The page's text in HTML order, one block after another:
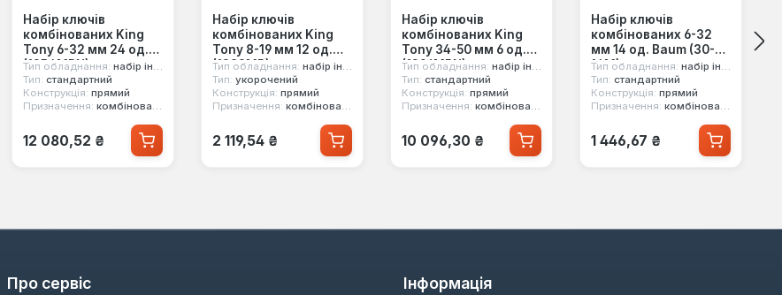
Набір ключів
комбінованих King
Tony 6-32 мм 24 од.
(12B4MRN)
Тип обладнання: набір інструментів
Тип: стандартний
Конструкція: прямий
Призначення: комбінований, двосторонній, 12-ти гранний
Звичайна ціна:
12 080,52 ₴
Набір ключів
комбінованих King
Tony 8-19 мм 12 од.
(1282MR)
Тип обладнання: набір інструментів
Тип: укорочений
Конструкція: прямий
Призначення: комбінований, двосторонній, 12-ти гранний
Звичайна ціна:
2 119,54 ₴
Набір ключів
комбінованих King
Tony 34-50 мм 6 од.
(1296MRN)
Тип обладнання: набір інструментів
Тип: стандартний
Конструкція: прямий
Призначення: комбінований, двосторонній, 12-ти гранний
Звичайна ціна:
10 096,30 ₴
Набір ключів
комбінованих 6-32
мм 14 од. Baum (30-
14M)
Тип обладнання: набір інструментів
Тип: стандартний
Конструкція: прямий
Призначення: комбінований, двосторонній, 12-ти гранний
Звичайна ціна:
1 446,67 ₴
Про сервіс Інформація